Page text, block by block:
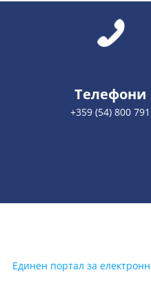
Телефони
+359 (54) 800 791
Единен портал за